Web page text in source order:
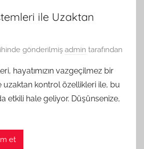
ile Uzaktan
gönderilmiş admin tarafından
hayatımızın vazgeçilmez bir
uzaktan kontrol özellikleri ile, bu
etkili hale geliyor. Düşünsenize,
et